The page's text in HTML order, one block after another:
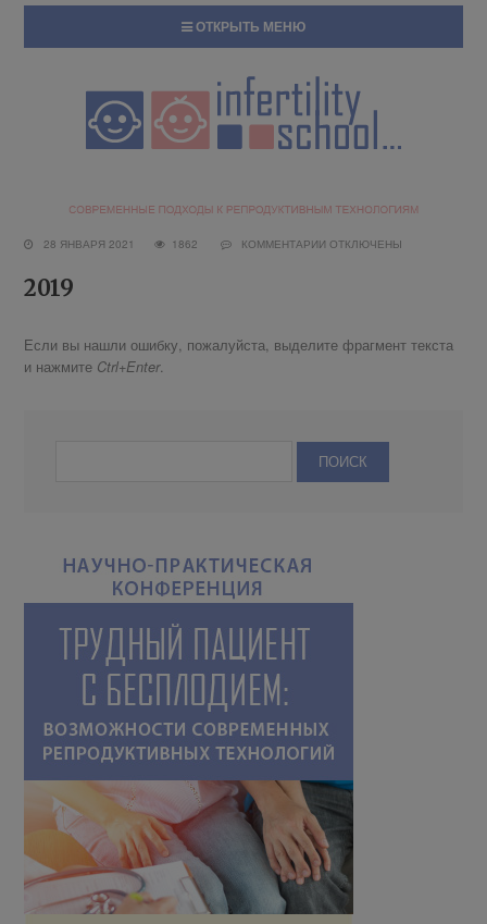
ОТКРЫТЬ МЕНЮ
28 ЯНВАРЯ 2021 1862 КОММЕНТАРИИ ОТКЛЮЧЕНЫ
2019
Если вы нашли ошибку, пожалуйста, выделите фрагмент текста
и нажмите Ctrl+Enter.